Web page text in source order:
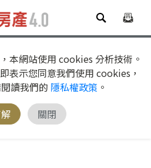
本網站使用 cookies 分析技術。
表示您同意我們使用 cookies，
讀我們的 隱私權政策 。
關閉